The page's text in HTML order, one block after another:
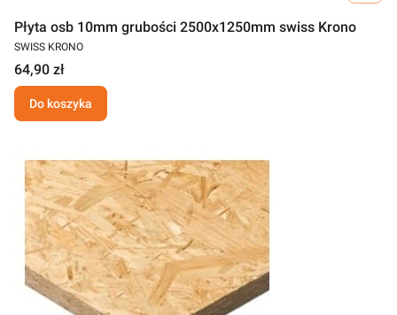
Płyta osb 10mm grubości 2500x1250mm swiss Krono
SWISS KRONO
64,90 zł
Do koszyka